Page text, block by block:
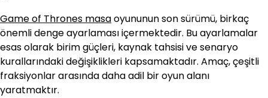
Game of Thrones masaoyununun son sürümü, birkaç
önemli denge ayarlaması içermektedir. Bu ayarlamalar
esas olarak birim güçleri, kaynak tahsisi ve senaryo
kurallarındaki değişiklikleri kapsamaktadır. Amaç, çeşitli
fraksiyonlar arasında daha adil bir oyun alanı
yaratmaktır.